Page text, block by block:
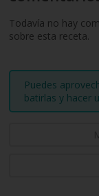
Todavía no hay
sobre esta receta.
Puedes
batirlas y hacer